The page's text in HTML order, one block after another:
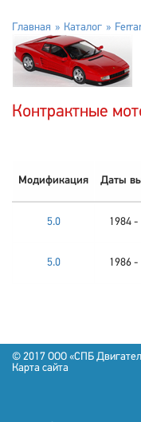
Главная Каталог
Контрактные
Модификация Даты
5.0 1984 -
5.0 1986 -
© 2017 OOO «СПБ
Карта сайта